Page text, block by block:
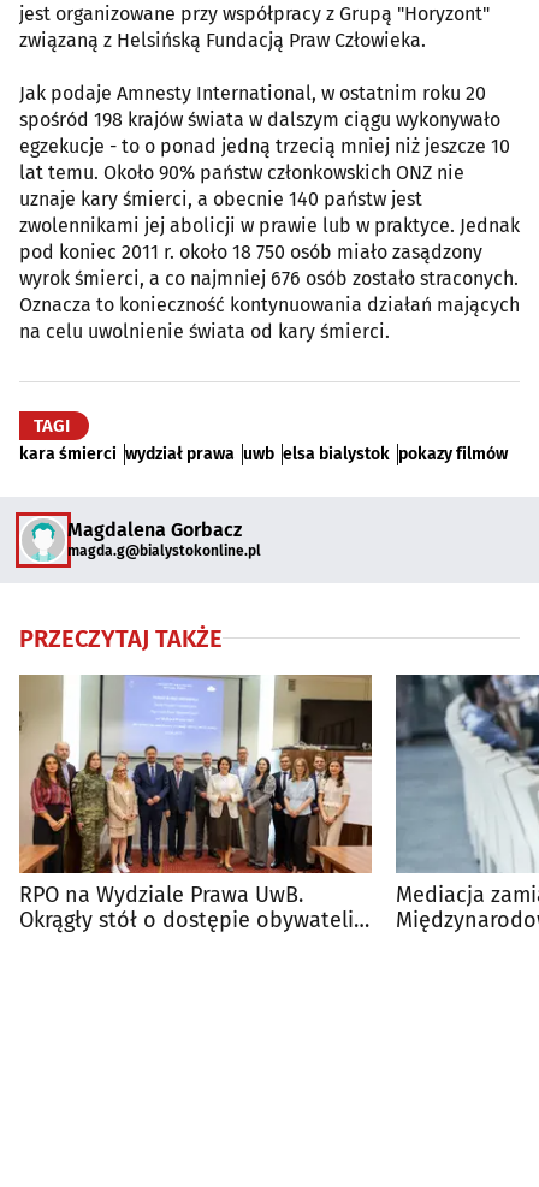
jest organizowane przy współpracy z Grupą "Horyzont"
związaną z Helsińską Fundacją Praw Człowieka.
Jak podaje Amnesty International, w ostatnim roku 20
spośród 198 krajów świata w dalszym ciągu wykonywało
egzekucje - to o ponad jedną trzecią mniej niż jeszcze 10
lat temu. Około 90% państw członkowskich ONZ nie
uznaje kary śmierci, a obecnie 140 państw jest
zwolennikami jej abolicji w prawie lub w praktyce. Jednak
pod koniec 2011 r. około 18 750 osób miało zasądzony
wyrok śmierci, a co najmniej 676 osób zostało straconych.
Oznacza to konieczność kontynuowania działań mających
na celu uwolnienie świata od kary śmierci.
TAGI
kara śmierci wydział prawa uwb elsa bialystok pokazy filmów
Magdalena Gorbacz
magda.g@bialystokonline.pl
PRZECZYTAJ TAKŻE
RPO na Wydziale Prawa UwB.
Okrągły stół o dostępie obywateli
Mediacja